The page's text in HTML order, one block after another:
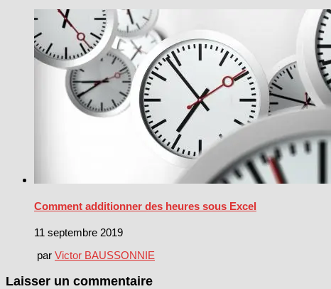
Comment additionner des heures sous Excel
11 septembre 2019
par Victor BAUSSONNIE
Laisser un commentaire